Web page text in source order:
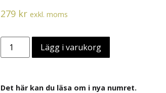
279 kr exkl. moms
Lägg i varukorg
Det här kan du läsa om i nya numret.